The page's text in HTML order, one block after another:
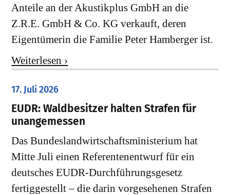
Anteile an der Akustikplus GmbH an die
Z.R.E. GmbH & Co. KG verkauft, deren
Eigentümerin die Familie Peter Hamberger ist.
Weiterlesen ›
17. Juli 2026
EUDR: Waldbesitzer halten Strafen für
unangemessen
Das Bundeslandwirtschaftsministerium hat
Mitte Juli einen Referentenentwurf für ein
deutsches EUDR-Durchführungsgesetz
fertiggestellt – die darin vorgesehenen Strafen